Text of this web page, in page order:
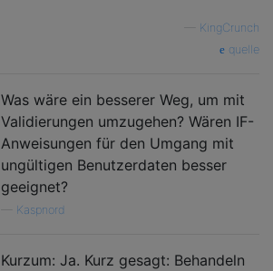
KingCrunch
quelle
Was wäre ein besserer Weg, um mit
Validierungen umzugehen? Wären IF-
Anweisungen für den Umgang mit
ungültigen Benutzerdaten besser
geeignet?
Kaspnord
Kurzum: Ja. Kurz gesagt: Behandeln